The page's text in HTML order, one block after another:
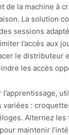
de la machine à
La solution
sessions
l’accès aux
le distributeur
les accès
variées :
Alternez les
maintenir